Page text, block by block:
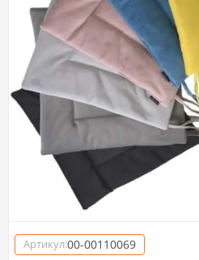
Артикул:00-00110069